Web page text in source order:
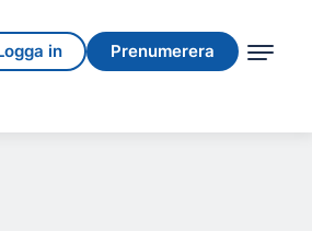
in Prenumerera
in Prenumerera